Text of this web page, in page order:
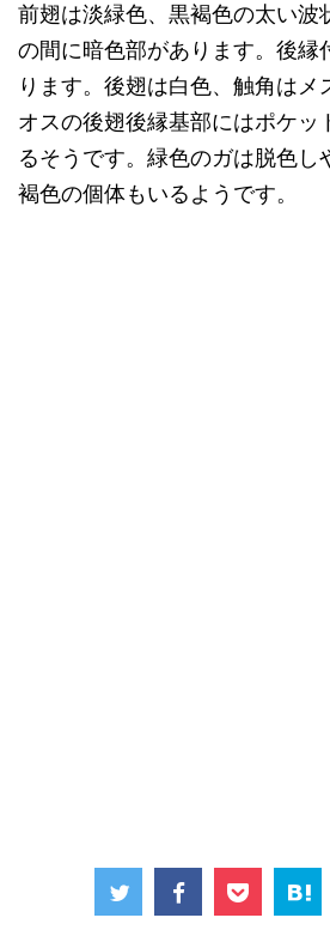
前翅は淡緑色、黒褐色の太い波
の間に暗色部があります。後縁
ります。後翅は白色、触角はメ
オスの後翅後縁基部にはポケッ
るそうです。緑色のガは脱色し
褐色の個体もいるようです。